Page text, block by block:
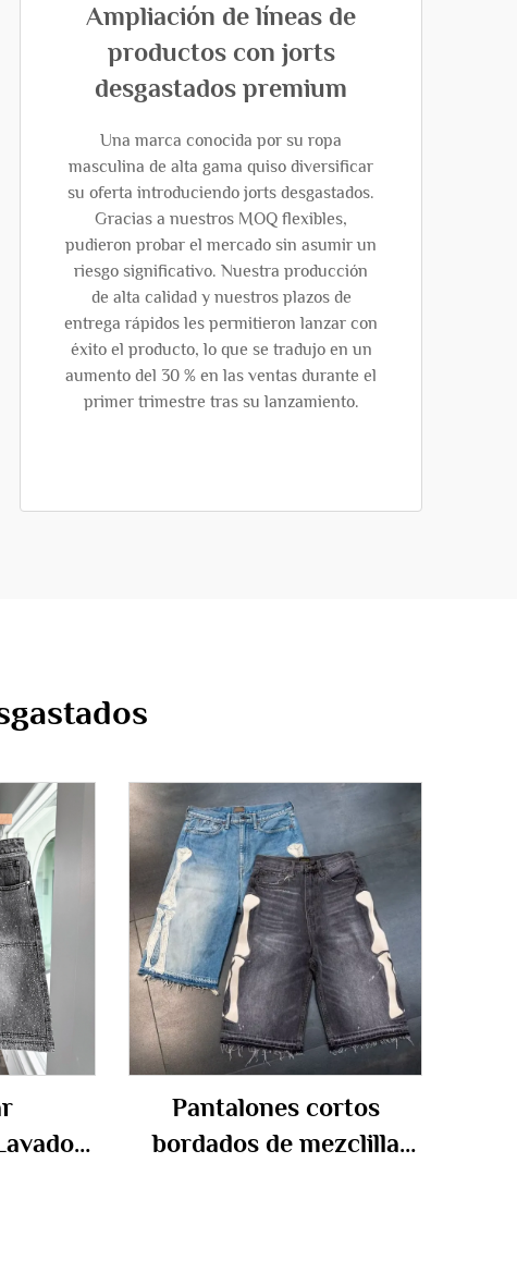
Ampliación de líneas de
productos con jorts
desgastados premium
Una marca conocida por su ropa
masculina de alta gama quiso diversificar
su oferta introduciendo jorts desgastados.
Gracias a nuestros MOQ flexibles,
pudieron probar el mercado sin asumir un
riesgo significativo. Nuestra producción
de alta calidad y nuestros plazos de
entrega rápidos les permitieron lanzar con
éxito el producto, lo que se tradujo en un
aumento del 30 % en las ventas durante el
primer trimestre tras su lanzamiento.
Pantalones cortos
bordados de mezclilla